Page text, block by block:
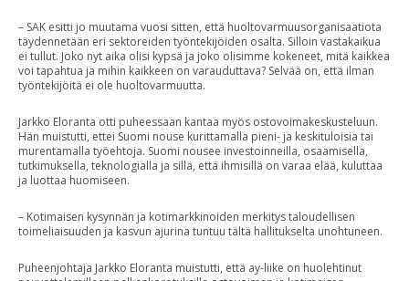
– SAK esitti jo muutama vuosi sitten, että huoltovarmuusorganisaatiota
täydennetään eri sektoreiden työntekijöiden osalta. Silloin vastakaikua
ei tullut. Joko nyt aika olisi kypsä ja joko olisimme kokeneet, mitä kaikkea
voi tapahtua ja mihin kaikkeen on varauduttava? Selvää on, että ilman
työntekijöitä ei ole huoltovarmuutta.
Jarkko Eloranta otti puheessaan kantaa myös ostovoimakeskusteluun.
Hän muistutti, ettei Suomi nouse kurittamalla pieni- ja keskituloisia tai
murentamalla työehtoja. Suomi nousee investoinneilla, osaamisella,
tutkimuksella, teknologialla ja sillä, että ihmisillä on varaa elää, kuluttaa
ja luottaa huomiseen.
– Kotimaisen kysynnän ja kotimarkkinoiden merkitys taloudellisen
toimeliaisuuden ja kasvun ajurina tuntuu tältä hallitukselta unohtuneen.
Puheenjohtaja Jarkko Eloranta muistutti, että ay-liike on huolehtinut